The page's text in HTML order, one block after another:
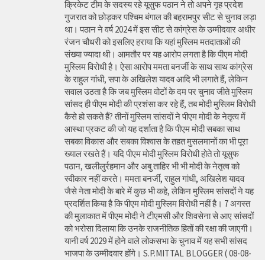
क्रिकेट टीम के सदस्य रहे यूसुफ पठान ने तो अपने गृह प्रदेश
गुजरात को छोड़कर पश्चिम बंगाल की बहरामपुर सीट से चुनाव लड़ा
था। पठान ने वर्ष 2024 में इस सीट से कांग्रेस के उम्मीदवार अधीर
रंजन चौधरी को इसलिए हराया कि यहां मुस्लिम मतदाताओं की
संख्या ज्यादा थी। आमतौर पर यह आरोप लगता है कि पीएम मोदी
मुस्लिम विरोधी है। ऐसा आरोप ममता बनर्जी के साथ साथ कांग्रेस
के राहुल गांधी, सपा के अखिलेश यादव आदि भी लगाते हैं, लेकिन
सवाल उठता है कि जब मुस्लिम वोटों के दम पर चुनाव जीते मुस्लिम
सांसद ही पीएम मोदी की प्रशंसा कर रहे हैं, तब मोदी मुस्लिम विरोधी
कैसे हो सकते हैं? तीनों मुस्लिम सांसदों ने पीएम मोदी के नेतृत्व में
आस्था प्रकट की जो यह दर्शाता है कि पीएम मोदी सबका साथ
सबका विकास और सबका विश्वास के तहत मुसलमानों का भी पूरा
ख्याल रखते हैं। यदि पीएम मोदी मुस्लिम विरोधी होते तो यूसुफ
पठान, खलीलुर्रहमान और अबु ताहिर भी भी मोदी के नेतृत्व को
स्वीकार नहीं करते। ममता बनर्जी, राहुल गांधी, अखिलेश यादव
जैसे नेता मोदी के बारे में कुछ भी कहे, लेकिन मुस्लिम सांसदों ने यह
प्रदर्शित किया है कि पीएम मोदी मुस्लिम विरोधी नहीं है। 7 अगस्त
की मुलाकात में पीएम मोदी ने टीएमसी और शिवसेना से आए सांसदों
को भरोसा दिलाया कि उनके राजनीतिक हितों की रक्षा की जाएगी।
यानी वर्ष 2029 में होने वाले लोकसभा के चुनाव में यह सभी सांसद
भाजपा के उम्मीदवार होंगे। S.P.MITTAL BLOGGER ( 08-08-